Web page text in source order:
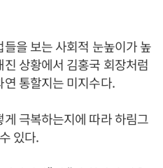
을 보는 사회적 눈높이가 높
상황에서 김홍국 회장처럼
통할지는 미지수다.
극복하는지에 따라 하림그
있다.